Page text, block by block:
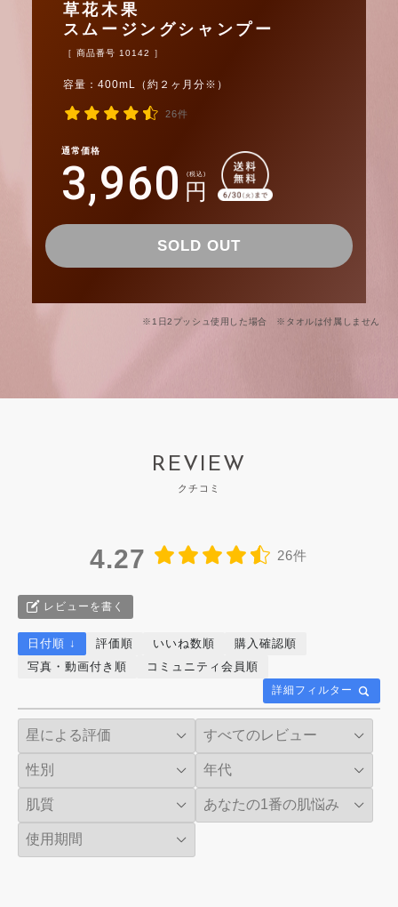
草花木果
スムージングシャンプー
［ 商品番号 10142 ］
容量：400mL（約２ヶ月分※）
26件
通常価格
3,960 円
(税込)
SOLD OUT
※1日2プッシュ使用した場合 ※タオルは付属しません
REVIEW
クチコミ
4.27 26件
レビューを書く
詳細フィルター
日付順 ↓ 評価順 いいね数順
購入確認順
写真・動画付き順
コミュニティ会員順